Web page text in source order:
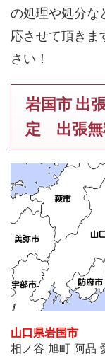
の処理や処分な
応させて頂きま
さい！
岩国市 出
定 出張無
山口県岩国市
相ノ谷 旭町 阿品